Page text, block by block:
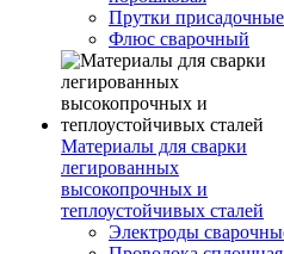
Прутки присадочные
Флюс сварочный
Материалы для сварки
легированных
высокопрочных и
теплоустойчивых сталей
Электроды